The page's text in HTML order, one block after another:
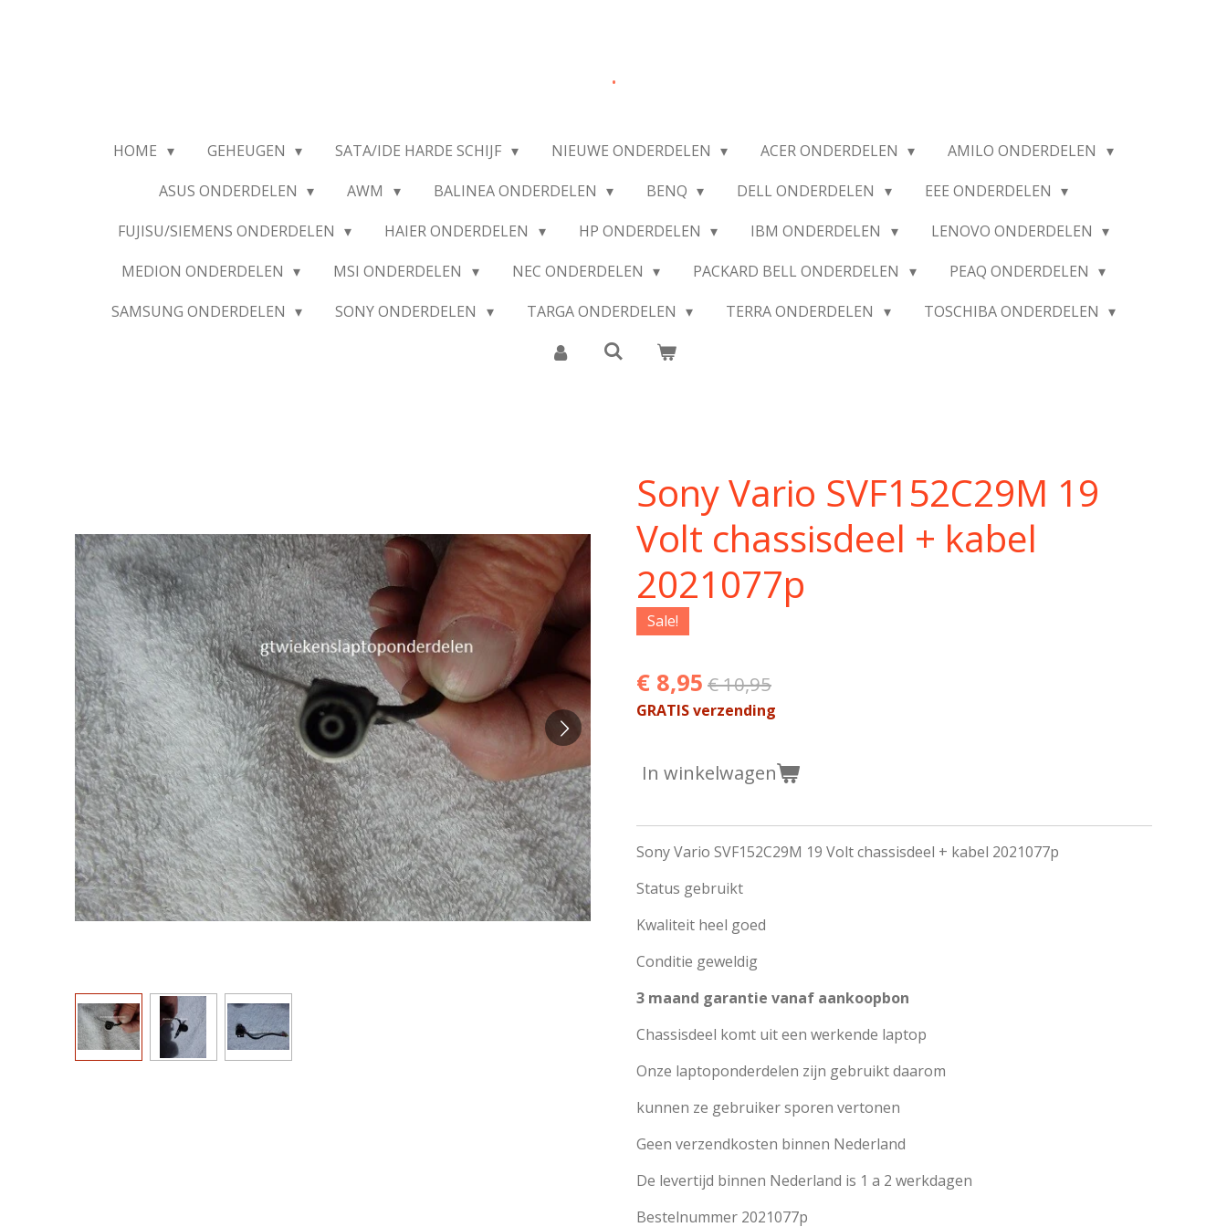
.
HOME GEHEUGEN SATA/IDE HARDE SCHIJF NIEUWE ONDERDELEN ACER ONDERDELEN
AMILO ONDERDELEN
ASUS ONDERDELEN
AWM BALINEA ONDERDELEN BENQ DELL ONDERDELEN
EEE ONDERDELEN
FUJISU/SIEMENS ONDERDELEN
HAIER ONDERDELEN HP ONDERDELEN IBM ONDERDELEN
LENOVO ONDERDELEN
MEDION ONDERDELEN
MSI ONDERDELEN NEC ONDERDELEN PACKARD BELL ONDERDELEN
PEAQ ONDERDELEN
SAMSUNG ONDERDELEN
SONY ONDERDELEN TARGA ONDERDELEN TERRA ONDERDELEN TOSCHIBA ONDERDELEN
Sony Vario SVF152C29M 19
Volt chassisdeel + kabel
2021077p
Sale!
€ 8,95 € 10,95
GRATIS verzending
In winkelwagen
Sony Vario SVF152C29M 19 Volt chassisdeel + kabel 2021077p
Status gebruikt
Kwaliteit heel goed
Conditie geweldig
3 maand garantie vanaf aankoopbon
Chassisdeel komt uit een werkende laptop
Onze laptoponderdelen zijn gebruikt daarom
kunnen ze gebruiker sporen vertonen
Geen verzendkosten binnen Nederland
De levertijd binnen Nederland is 1 a 2 werkdagen
Bestelnummer 2021077p